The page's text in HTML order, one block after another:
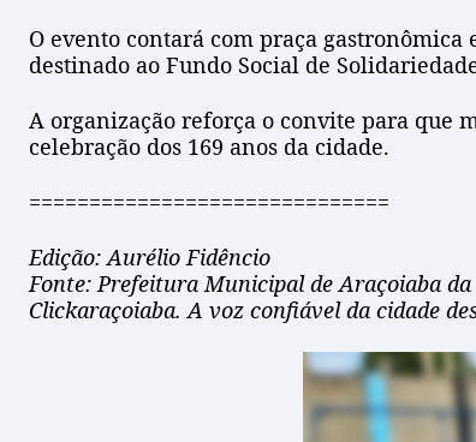
O evento contará com praça
destinado ao Fundo Social de
A organização reforça o convite para que
celebração dos 169 anos da cidade.
==============================
Edição: Aurélio Fidêncio
Fonte: Prefeitura Municipal de Araçoiaba da
Clickaraçoiaba. A voz confiável da cidade